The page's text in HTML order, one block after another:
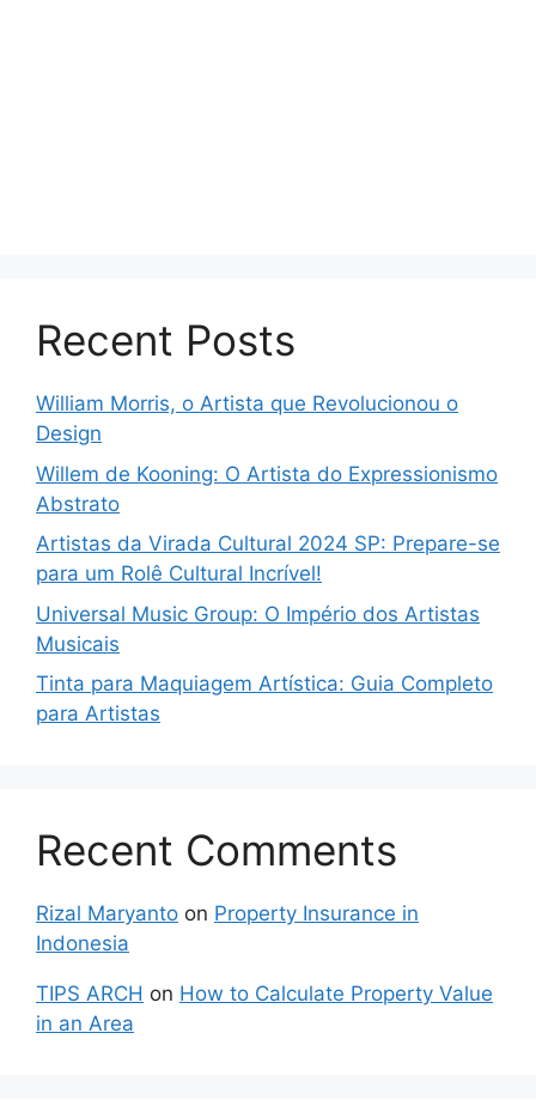
Recent Posts
William Morris, o Artista que Revolucionou o
Design
Willem de Kooning: O Artista do Expressionismo
Abstrato
Artistas da Virada Cultural 2024 SP: Prepare-se
para um Rolê Cultural Incrível!
Universal Music Group: O Império dos Artistas
Musicais
Tinta para Maquiagem Artística: Guia Completo
para Artistas
Recent Comments
Rizal Maryanto on Property Insurance in
Indonesia
TIPS ARCH on How to Calculate Property Value
in an Area